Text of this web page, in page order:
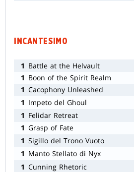
INCANTESIMO
1 Battle at the Helvault
1 Boon of the Spirit Realm
1 Cacophony Unleashed
1 Impeto del Ghoul
1 Felidar Retreat
1 Grasp of Fate
1 Sigillo del Trono Vuoto
1 Manto Stellato di Nyx
1 Cunning Rhetoric